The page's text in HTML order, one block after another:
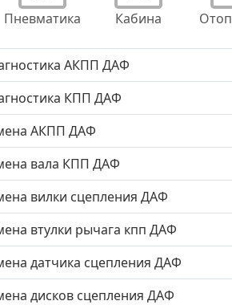
Пневматика Кабина
АКПП ДАФ
КПП ДАФ
АКПП ДАФ
вала КПП ДАФ
вилки сцепления ДАФ
втулки рычага кпп ДАФ
датчика сцепления ДАФ
дисков сцепления ДАФ